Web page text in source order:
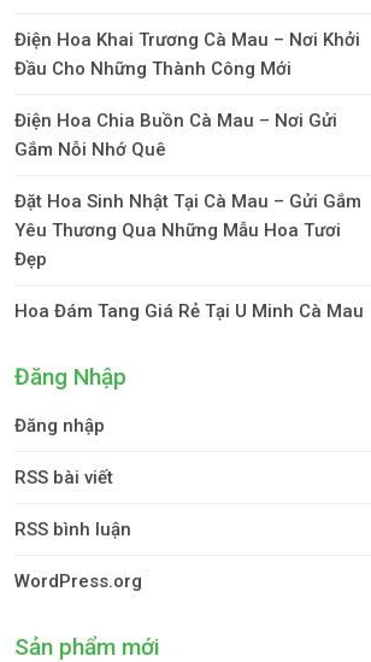
Điện Hoa Khai Trương Cà Mau – Nơi Khởi
Đầu Cho Những Thành Công Mới
Điện Hoa Chia Buồn Cà Mau – Nơi Gửi
Gắm Nỗi Nhớ Quê
Đặt Hoa Sinh Nhật Tại Cà Mau – Gửi Gắm
Yêu Thương Qua Những Mẫu Hoa Tươi
Đẹp
Hoa Đám Tang Giá Rẻ Tại U Minh Cà Mau
Đăng Nhập
Đăng nhập
RSS bài viết
RSS bình luận
WordPress.org
Sản phẩm mới